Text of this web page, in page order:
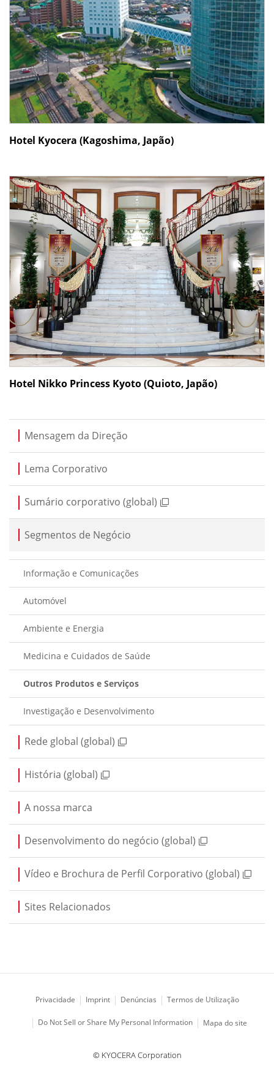
Hotel Kyocera (Kagoshima, Japão)
Hotel Nikko Princess Kyoto (Quioto, Japão)
Mensagem da Direção
Lema Corporativo
Sumário corporativo (global)
Segmentos de Negócio
Informação e Comunicações
Automóvel
Ambiente e Energia
Medicina e Cuidados de Saúde
Outros Produtos e Serviços
Investigação e Desenvolvimento
Rede global (global)
História (global)
A nossa marca
Desenvolvimento do negócio (global)
Vídeo e Brochura de Perfil Corporativo (global)
Sites Relacionados
Privacidade Imprint Denúncias Termos de Utilização
Do Not Sell or Share My Personal Information Mapa do site
© KYOCERA Corporation